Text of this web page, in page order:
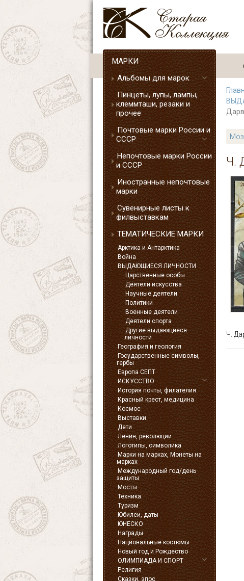
МАРКИ
Альбомы для марок
Пинцеты, лупы, лампы,
клеммташи, резаки и
прочее
Почтовые марки России и
СССР
Непочтовые марки России
и СССР
Иностранные непочтовые
марки
Сувенирные листы к
филвыставкам
ТЕМАТИЧЕСКИЕ МАРКИ
Арктика и Антарктика
Война
ВЫДАЮЩИЕСЯ ЛИЧНОСТИ
Царственные особы
Деятели искусства
Научные деятели
Политики
Военные деятели
Деятели спорта
Другие выдающиеся
личности
География и геология
Государственные символы,
гербы
Европа СЕПТ
ИСКУССТВО
История почты, филателия
Красный крест, медицина
Космос
Выставки
Дети
Ленин, революции
Логотипы, символика
Марки на марках, Монеты на
марках
Международный год/день
защиты
Мосты
Техника
Туризм
Юбилеи, даты
ЮНЕСКО
Награды
Национальные костюмы
Новый год и Рождество
ОЛИМПИАДА И СПОРТ
Религия
Сказки, эпос
Ч.
Ч.